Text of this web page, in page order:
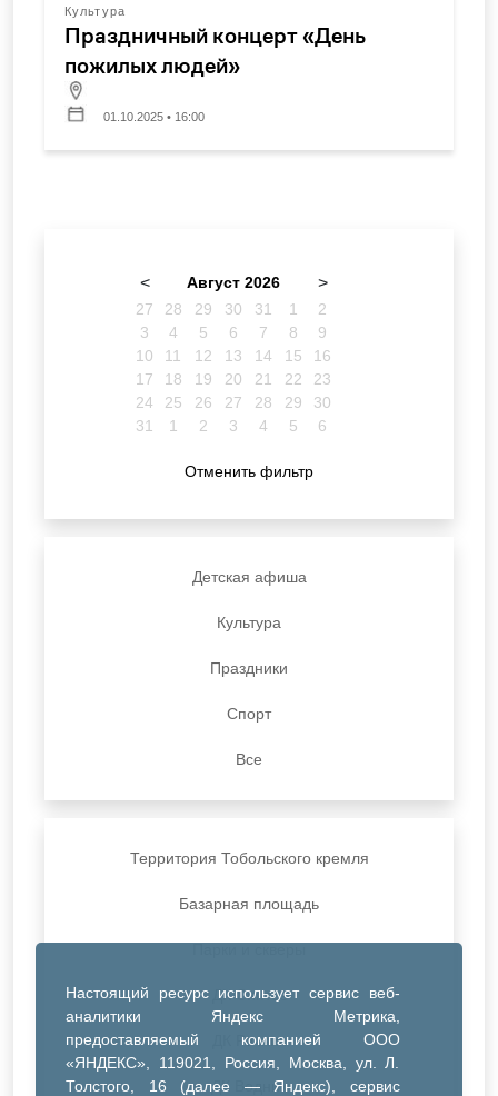
Настоящий ресурс использует сервис веб-
аналитики Яндекс Метрика,
предоставляемый компанией ООО
«ЯНДЕКС», 119021, Россия, Москва, ул. Л.
Толстого, 16 (далее — Яндекс), сервис
Культура
Праздничный концерт «День
пожилых людей»
01.10.2025 • 16:00
< Август 2026 >
27 28 29 30 31 1
2
3
4 5 6 7 8
9
10
11 12 13 14 15
16
17
18 19 20 21 22
23
24
25 26 27 28 29
30
31
1 2 3 4 5 6
Отменить фильтр
Детская афиша
Культура
Праздники
Спорт
Все
Территория Тобольского кремля
Базарная площадь
ДК Синтез
ДК Речник
ДК Водник